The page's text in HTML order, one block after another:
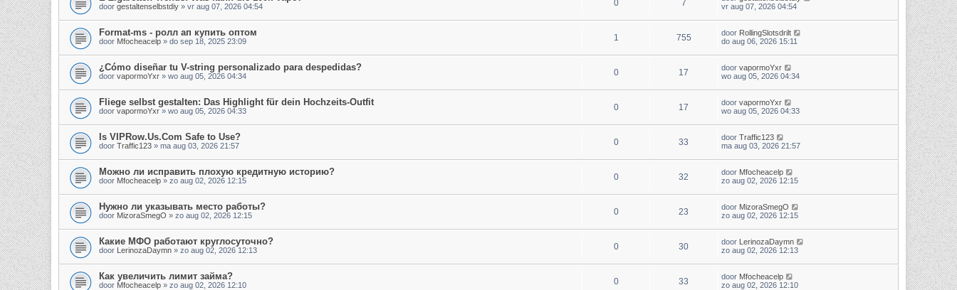
door gestaltenselbstdiy » vr aug 07, 2026 04:54 0 7
vr aug 07, 2026 04:54
Format-ms - ролл ап купить оптом
door Mfocheacelp » do sep 18, 2025 23:09 1 755 door RollingSlotsdrilt
do aug 06, 2026 15:11
¿Cómo diseñar tu V-string personalizado para despedidas?
door vapormoYxr » wo aug 05, 2026 04:34 0 17 door vapormoYxr
wo aug 05, 2026 04:34
Fliege selbst gestalten: Das Highlight für dein Hochzeits-Outfit
door vapormoYxr » wo aug 05, 2026 04:33 0 17 door vapormoYxr
wo aug 05, 2026 04:33
Is VIPRow.Us.Com Safe to Use?
door Traffic123 » ma aug 03, 2026 21:57 0 33 door Traffic123
ma aug 03, 2026 21:57
Можно ли исправить плохую кредитную историю?
door Mfocheacelp » zo aug 02, 2026 12:15 0 32 door Mfocheacelp
zo aug 02, 2026 12:15
Нужно ли указывать место работы?
door MizoraSmegO » zo aug 02, 2026 12:15 0 23 door MizoraSmegO
zo aug 02, 2026 12:15
Какие МФО работают круглосуточно?
door LerinozaDaymn » zo aug 02, 2026 12:13 0 30 door LerinozaDaymn
zo aug 02, 2026 12:13
Как увеличить лимит займа?
door Mfocheacelp » zo aug 02, 2026 12:10 0 33 door Mfocheacelp
zo aug 02, 2026 12:10